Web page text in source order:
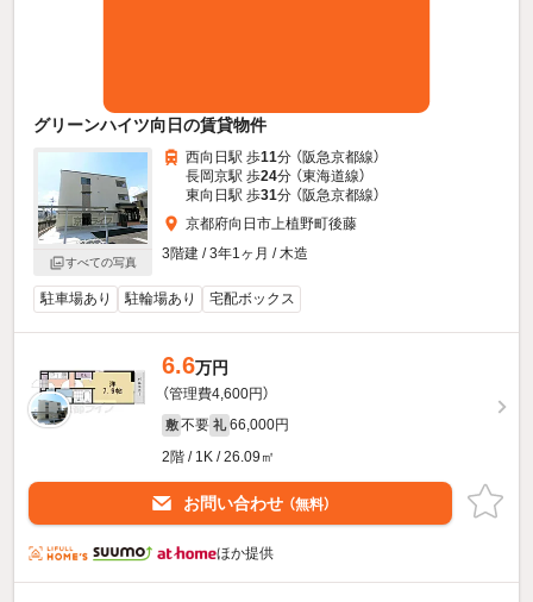
グリーンハイツ向日の賃貸物件
すべての写真
西向日駅 歩11分 （阪急京都線）
長岡京駅 歩24分 （東海道線）
東向日駅 歩31分 （阪急京都線）
京都府向日市上植野町後藤
3階建 / 3年1ヶ月 / 木造
駐車場あり 駐輪場あり 宅配ボックス
6.6万円
（管理費4,600円）
敷 不要 礼 66,000円
2階 / 1K / 26.09㎡
お問い合わせ （無料）
ほか提供